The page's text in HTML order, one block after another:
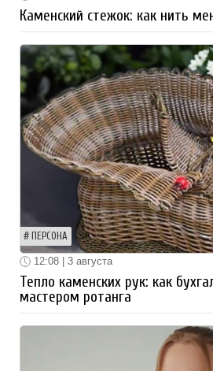
Каменский стежок: как нить
ПЕРСОНА
12:08 | 3 августа
Тепло каменских рук: как
мастером ротанга